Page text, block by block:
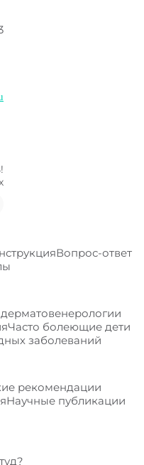
Вопрос-ответ
Часто болеющие дети
заболеваний
рекомендации
Научные публикации